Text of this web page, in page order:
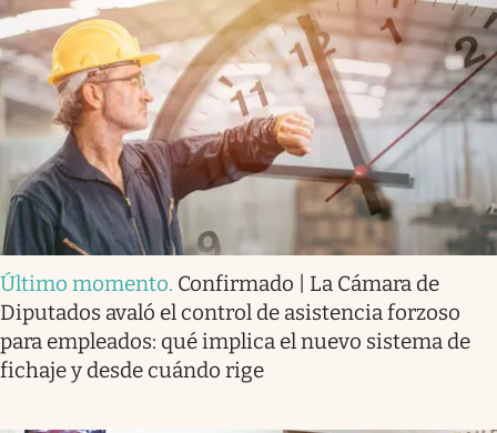
Último momento. Confirmado | La Cámara de
Diputados avaló el control de asistencia forzoso
para empleados: qué implica el nuevo sistema de
fichaje y desde cuándo rige